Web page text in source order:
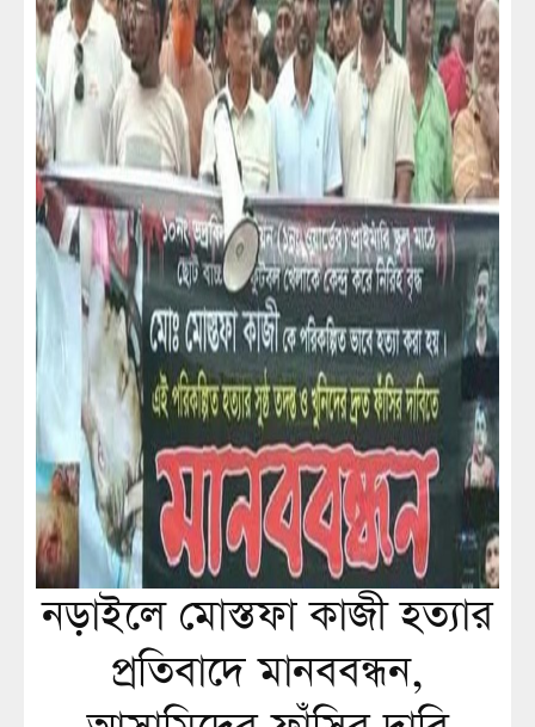
নড়াইলে মোস্তফা কাজী হত্যার
প্রতিবাদে মানববন্ধন,